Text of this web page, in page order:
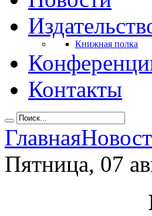
Книжная полка
Контакты
Главная
Пятница, 07